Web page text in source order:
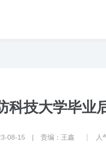
科技大学毕业
08-15 | 责编：王鑫 人